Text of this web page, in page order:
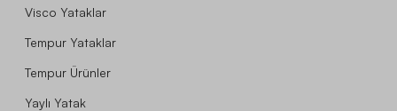
Visco Yataklar
Tempur Yataklar
Tempur Ürünler
Yaylı Yatak